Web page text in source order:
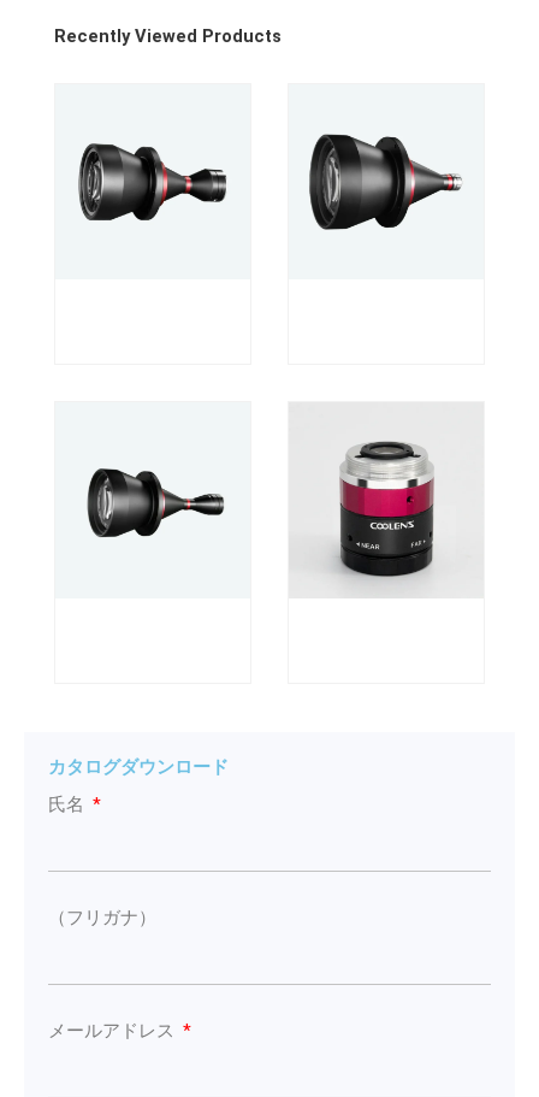
Recently Viewed Products
カタログダウンロード
氏名
（フリガナ）
メールアドレス